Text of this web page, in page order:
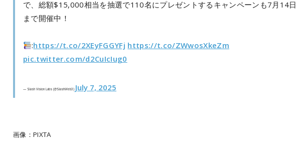
で、総額$15,000相当を抽選で110名にプレゼントするキャンペーンも7月14日
まで開催中！
:https://t.co/2XEyFGGYFj https://t.co/ZWwosXkeZm
pic.twitter.com/d2CuIcIug0
— Slash Vision Labs (@SlashWeb3) July 7, 2025
画像：PIXTA